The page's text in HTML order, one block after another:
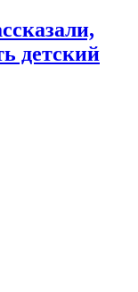
детский